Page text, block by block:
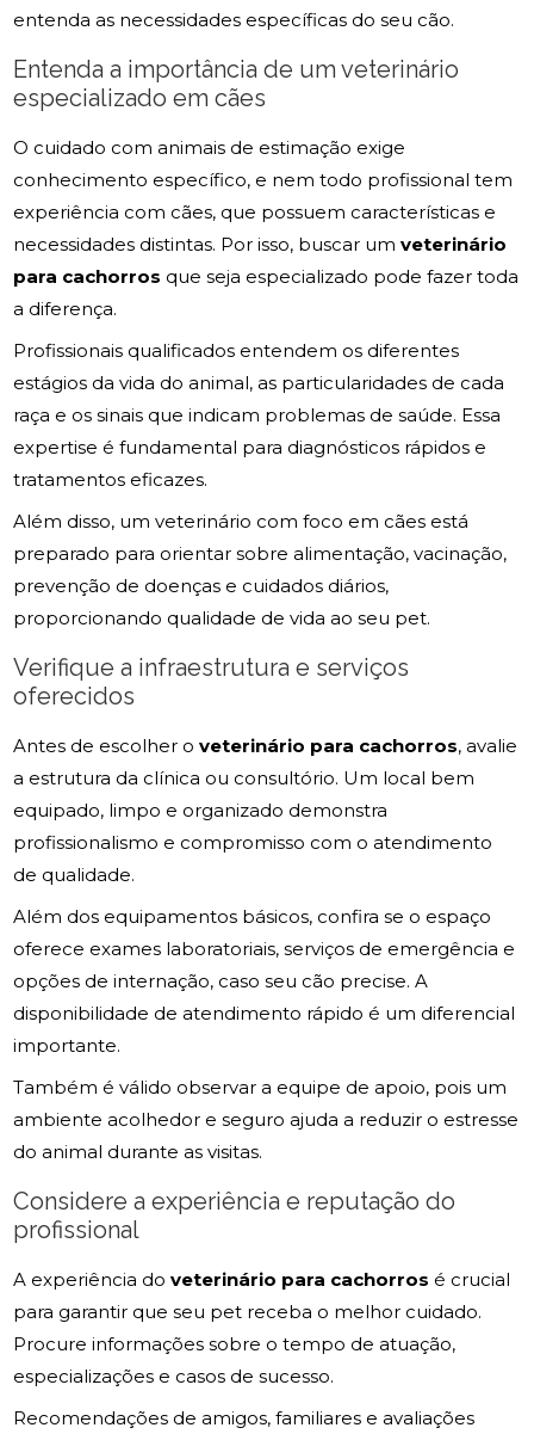
entenda as necessidades específicas do seu cão.
Entenda a importância de um veterinário
especializado em cães
O cuidado com animais de estimação exige
conhecimento específico, e nem todo profissional tem
experiência com cães, que possuem características e
necessidades distintas. Por isso, buscar umveterinário
para cachorros que seja especializado pode fazer toda
a diferença.
Profissionais qualificados entendem os diferentes
estágios da vida do animal, as particularidades de cada
raça e os sinais que indicam problemas de saúde. Essa
expertise é fundamental para diagnósticos rápidos e
tratamentos eficazes.
Além disso, um veterinário com foco em cães está
preparado para orientar sobre alimentação, vacinação,
prevenção de doenças e cuidados diários,
proporcionando qualidade de vida ao seu pet.
Verifique a infraestrutura e serviços
oferecidos
Antes de escolher oveterinário para cachorros, avalie
a estrutura da clínica ou consultório. Um local bem
equipado, limpo e organizado demonstra
profissionalismo e compromisso com o atendimento
de qualidade.
Além dos equipamentos básicos, confira se o espaço
oferece exames laboratoriais, serviços de emergência e
opções de internação, caso seu cão precise. A
disponibilidade de atendimento rápido é um diferencial
importante.
Também é válido observar a equipe de apoio, pois um
ambiente acolhedor e seguro ajuda a reduzir o estresse
do animal durante as visitas.
Considere a experiência e reputação do
profissional
A experiência doveterinário para cachorros é crucial
para garantir que seu pet receba o melhor cuidado.
Procure informações sobre o tempo de atuação,
especializações e casos de sucesso.
Recomendações de amigos, familiares e avaliações